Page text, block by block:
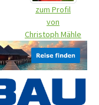
zum Profil
von
Christoph Mähle